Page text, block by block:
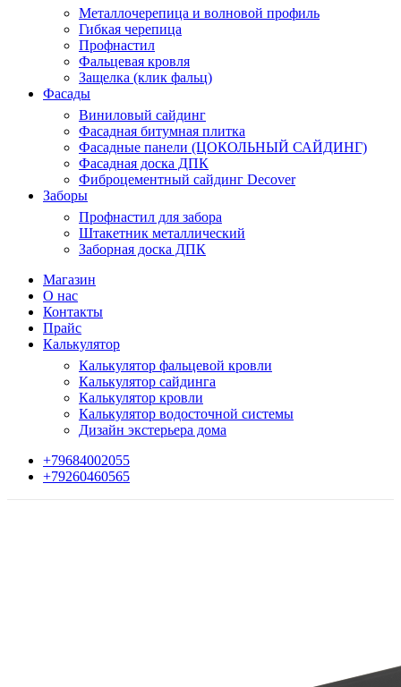
Металлочерепица и волновой профиль
Гибкая черепица
Профнастил
Фальцевая кровля
Защелка (клик фальц)
Фасады
Виниловый сайдинг
Фасадная битумная плитка
Фасадные панели (ЦОКОЛЬНЫЙ САЙДИНГ)
Фасадная доска ДПК
Фиброцементный сайдинг Decover
Заборы
Профнастил для забора
Штакетник металлический
Заборная доска ДПК
Магазин
О нас
Контакты
Прайс
Калькулятор
Калькулятор фальцевой кровли
Калькулятор сайдинга
Калькулятор кровли
Калькулятор водосточной системы
Дизайн экстерьера дома
+79684002055
+79260460565